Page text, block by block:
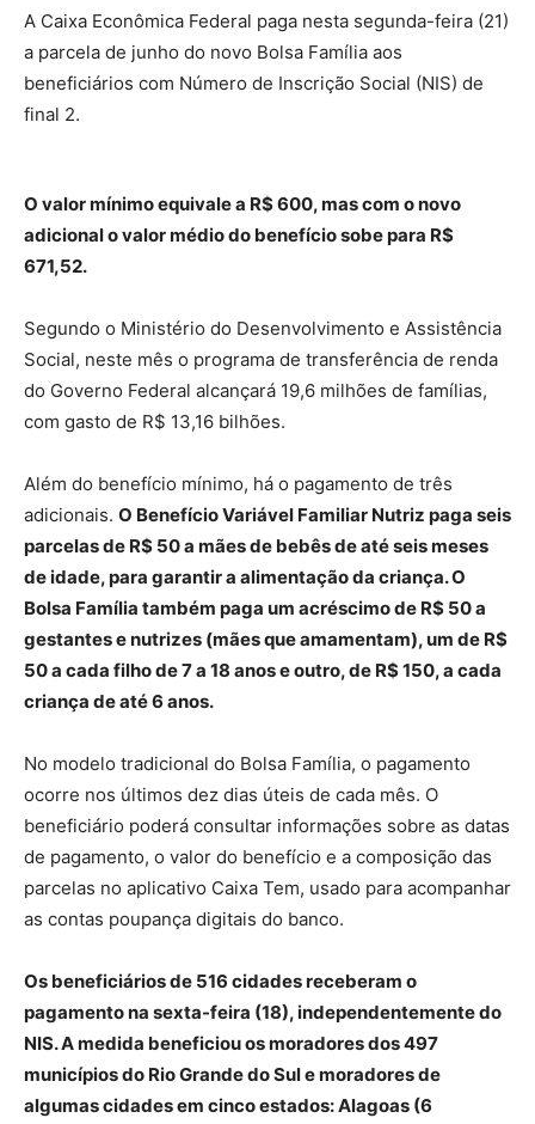
A Caixa Econômica Federal paga nesta segunda-feira (21)
a parcela de junho do novo Bolsa Família aos
beneficiários com Número de Inscrição Social (NIS) de
final 2.
O valor mínimo equivale a R$ 600, mas com o novo
adicional o valor médio do benefício sobe para R$
671,52.
Segundo o Ministério do Desenvolvimento e Assistência
Social, neste mês o programa de transferência de renda
do Governo Federal alcançará 19,6 milhões de famílias,
com gasto de R$ 13,16 bilhões.
Além do benefício mínimo, há o pagamento de três
adicionais. O Benefício Variável Familiar Nutriz paga seis
parcelas de R$ 50 a mães de bebês de até seis meses
de idade, para garantir a alimentação da criança. O
Bolsa Família também paga um acréscimo de R$ 50 a
gestantes e nutrizes (mães que amamentam), um de R$
50 a cada filho de 7 a 18 anos e outro, de R$ 150, a cada
criança de até 6 anos.
No modelo tradicional do Bolsa Família, o pagamento
ocorre nos últimos dez dias úteis de cada mês. O
beneficiário poderá consultar informações sobre as datas
de pagamento, o valor do benefício e a composição das
parcelas no aplicativo Caixa Tem, usado para acompanhar
as contas poupança digitais do banco.
Os beneficiários de 516 cidades receberam o
pagamento na sexta-feira (18), independentemente do
NIS. A medida beneficiou os moradores dos 497
municípios do Rio Grande do Sul e moradores de
algumas cidades em cinco estados: Alagoas (6